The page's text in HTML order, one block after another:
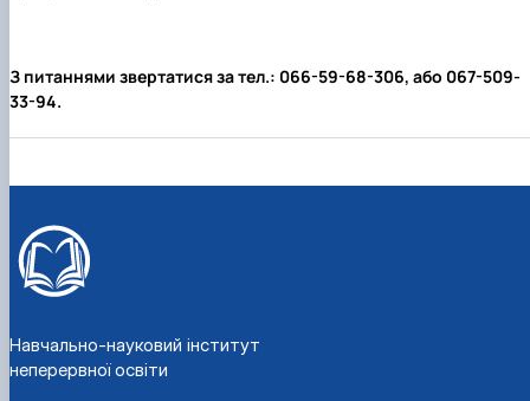
З питаннями звертатися за тел.: 066-59-68-306, або 067-509-
33-94.
Навчально-науковий інститут
неперервної освіти